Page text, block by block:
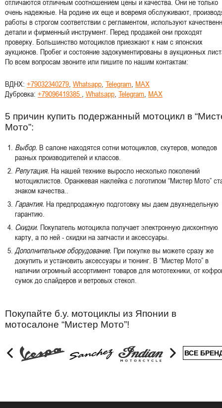
очень надежные. На родине их еще и вовремя обслуживают,
работы в строгом соответствии с регламентом, используют
детали и фирменный инструмент. Перед продажей они проходят
проверку. Большинство мотоциклов приезжают к нам с японских
аукционов. Пробег и состояние задокументированы в аукционных
По всем вопросам звоните или пишите по нашим контактам:
ВДНХ: +79032340279 Whatsapp Telegram MAX
Дубровка: +79096419385 Whatsapp Telegram MAX
5 причин купить подержанный мотоцикл в
Мото”:
Выбор. В салоне находятся сотни мотоциклов, скутеров, мопедов
разных производителей и классов.
Репутация. На нашей технике выросло несколько поколений
мотоциклистов. Оранжевая наклейка с логотипом “Мистер Мото”
знаком качества..
Гарантия. На предпродажную подготовку мы даем двухнедельную
гарантию.
Скидки. Покупатель мотоцикла получает электронную дисконтную
карту, а по ней - скидки на запчасти и аксессуары.
Дополнительное оборудование. При покупке вы можете сразу же
докупить и установить аксессуары и тюнинг. В “Мистер Мото” в
наличии огромный ассортимент товаров для мототехники, от
сумок до слайдеров и ветровых стекол.
Покупайте б.у. мотоциклы из Японии в
мотосалоне “Мистер Мото”!
ВСЕ